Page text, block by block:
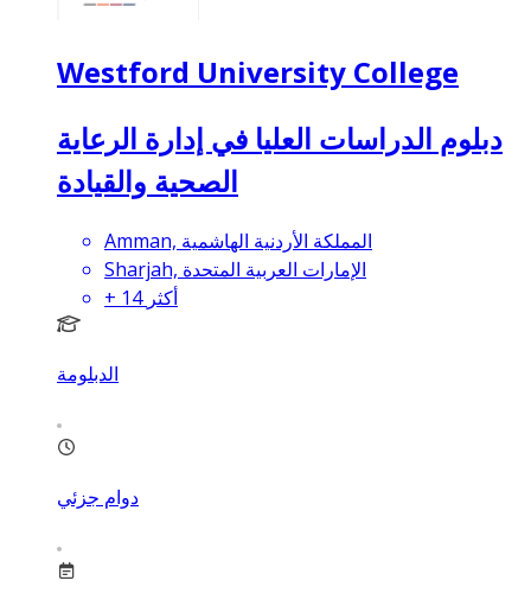
Westford University College
دبلوم الدراسات العليا في إدارة الرعاية
الصحية والقيادة
Amman, المملكة الأردنية الهاشمية
Sharjah, الإمارات العربية المتحدة
+ 14 أكثر
الدبلومة
دوام جزئي